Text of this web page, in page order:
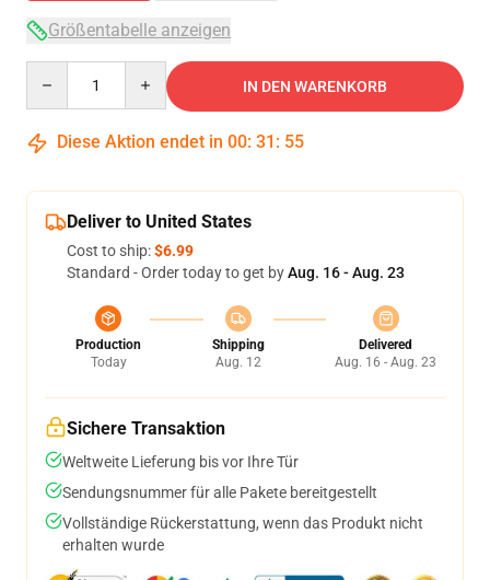
Größentabelle anzeigen
IN DEN WARENKORB
Diese Aktion endet in 00: 31 : 54
Deliver to United States
Cost to ship:$6.99
Standard - Order today to get byAug. 16 - Aug. 23
Production
Today
Shipping
Aug. 12
Delivered
Aug. 16 - Aug. 23
Sichere Transaktion
Weltweite Lieferung bis vor Ihre Tür
Sendungsnummer für alle Pakete bereitgestellt
Vollständige Rückerstattung, wenn das Produkt nicht
erhalten wurde